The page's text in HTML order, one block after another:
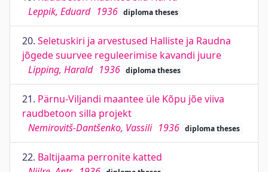
Leppik, Eduard 1936 diploma theses
20. Seletuskiri ja arvestused Halliste ja Raudna
jõgede suurvee reguleerimise kavandi juure
Lipping, Harald 1936 diploma theses
21. Pärnu-Viljandi maantee üle Kõpu jõe viiva
raudbetoon silla projekt
Nemirovitš-Dantšenko, Vassili 1936 diploma theses
22. Baltijaama perronite katted